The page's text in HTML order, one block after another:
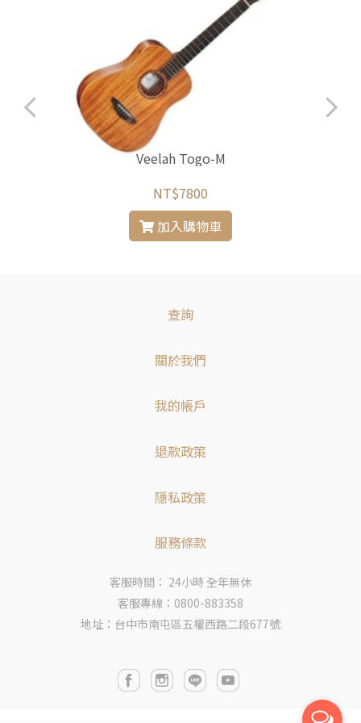
Veelah Togo-M
NT$7800
加入購物車
查詢
關於我們
我的帳戶
退款政策
隱私政策
服務條款
客服時間： 24小時 全年無休
客服專線：0800-883358
地址：台中市南屯區五權西路二段677號